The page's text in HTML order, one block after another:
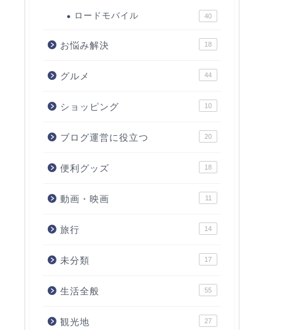
ロードモバイル 40
お悩み解決 18
グルメ 44
ショッピング 10
ブログ運営に役立つ 20
便利グッズ 18
動画・映画 11
旅行 14
未分類 17
生活全般 55
観光地 27